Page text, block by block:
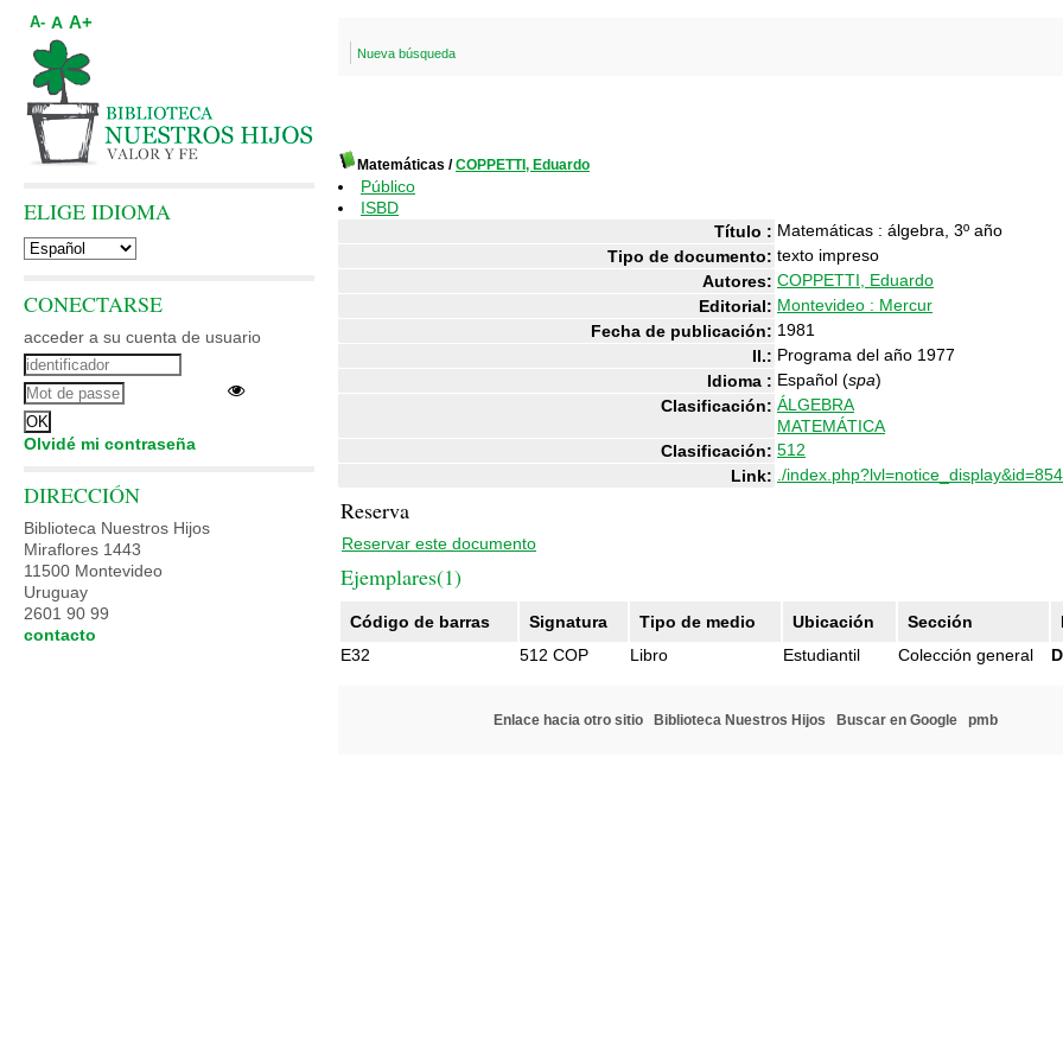
Nueva búsqueda
Matemáticas /COPPETTI, Eduardo
Público
ISBD
Título : Matemáticas : álgebra, 3º año
Tipo de documento: texto impreso
Autores: COPPETTI, Eduardo
Editorial: Montevideo : Mercur
Fecha de publicación: 1981
Il.: Programa del año 1977
Idioma : Español (spa)
Clasificación: ÁLGEBRA
MATEMÁTICA
Clasificación: 512
Link: ./
Reserva
Reservar este documento
Ejemplares(1)
Código de barras Signatura Tipo de medio Ubicación Sección
E32
512 COP Libro Estudiantil Colección general
Enlace hacia otro sitio Biblioteca Nuestros Hijos Buscar en Google pmb
A- A A+
ELIGE IDIOMA
CONECTARSE
acceder a su cuenta de usuario
Olvidé mi contraseña
DIRECCIÓN
Biblioteca Nuestros Hijos
Miraflores 1443
11500 Montevideo
Uruguay
2601 90 99
contacto